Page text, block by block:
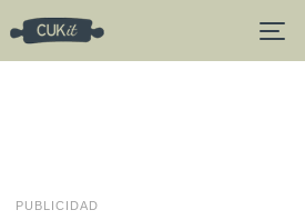
PUBLICIDAD